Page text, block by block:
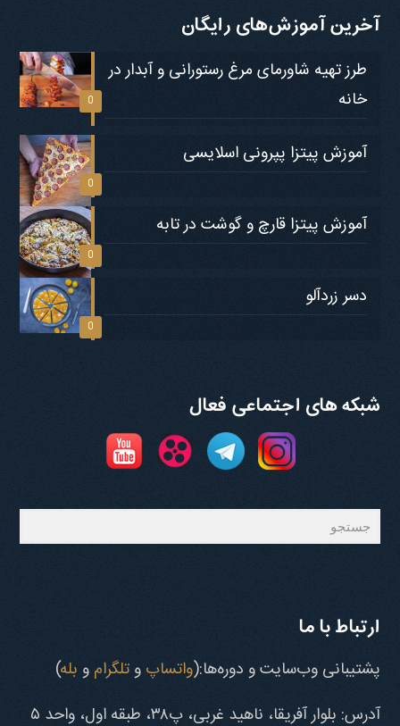
آخرین آموزش‌های رایگان
0
طرز تهیه شاورمای مرغ رستورانی و آبدار در
خانه
0
آموزش پیتزا پپرونی اسلایسی
0
آموزش پیتزا قارچ و گوشت در تابه
0
دسر زردآلو
شبکه های اجتماعی فعال
جستجو
ارتباط با ما
پشتیبانی وب‌سایت و دوره‌ها:(واتساپ و تلگرام و بله)
آدرس: بلوار آفریقا، ناهید غربی، پ۳۸، طبقه اول، واحد ۵